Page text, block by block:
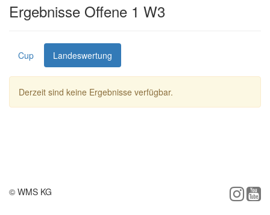
Ergebnisse Offene 1 W3
Cup Landeswertung
Derzeit sind keine Ergebnisse verfügbar.
© WMS KG